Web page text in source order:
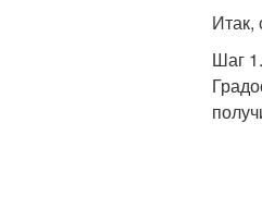
Итак,
Шаг